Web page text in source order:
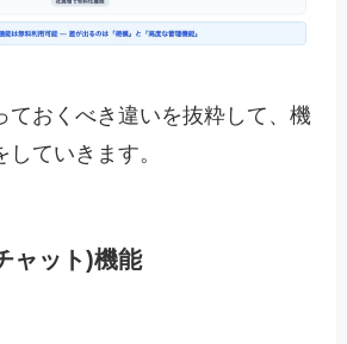
ておくべき違いを抜粋して、機
ていきます。
ャット)機能